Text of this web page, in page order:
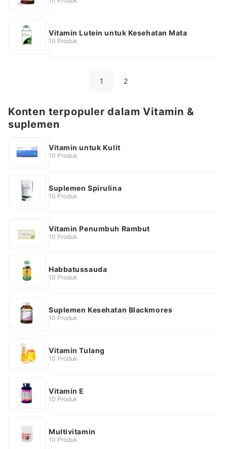
Vitamin Lutein untuk Kesehatan Mata
10 Produk
1 2
Konten terpopuler dalam Vitamin &
suplemen
Vitamin untuk Kulit
10 Produk
Suplemen Spirulina
10 Produk
Vitamin Penumbuh Rambut
10 Produk
Habbatussauda
10 Produk
Suplemen Kesehatan Blackmores
10 Produk
Vitamin Tulang
10 Produk
Vitamin E
10 Produk
Multivitamin
10 Produk